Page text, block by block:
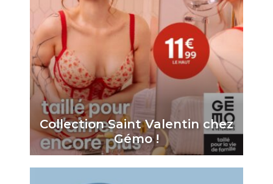
Collection Saint Valentin chez
Gémo !